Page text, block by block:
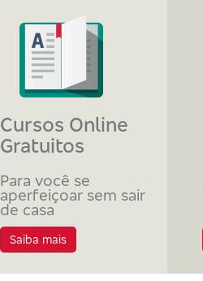
Cursos Online
Gratuitos
Para você se
aperfeiçoar sem sair
de casa
Saiba mais